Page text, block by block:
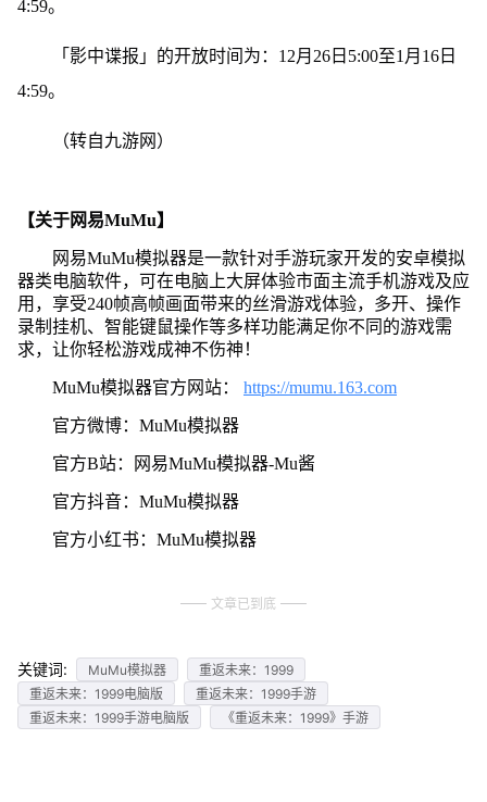
4:59。
「影中谍报」的开放时间为：12月26日5:00至1月16日
4:59。
（转自九游网）
【关于网易MuMu】
网易MuMu模拟器是一款针对手游玩家开发的安卓模拟
器类电脑软件，可在电脑上大屏体验市面主流手机游戏及应
用，享受240帧高帧画面带来的丝滑游戏体验，多开、操作
录制挂机、智能键鼠操作等多样功能满足你不同的游戏需
求，让你轻松游戏成神不伤神！
MuMu模拟器官方网站： https://mumu.163.com
官方微博：MuMu模拟器
官方B站：网易MuMu模拟器-Mu酱
官方抖音：MuMu模拟器
官方小红书：MuMu模拟器
文章已到底
关键词: MuMu模拟器
重返未来：1999
重返未来：1999电脑版
重返未来：1999手游
重返未来：1999手游电脑版
《重返未来：1999》手游